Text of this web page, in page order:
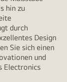
hin zu
durch
Design
Sie sich einen
und
Electronics